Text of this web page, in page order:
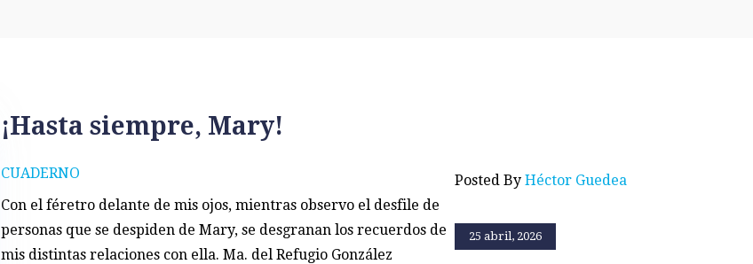
CUADERNO
¡Hasta siempre, Mary!
25 abril, 2026
Posted By Héctor Guedea
Con el féretro delante de mis ojos, mientras observo el desfile de
personas que se despiden de Mary, se desgranan los recuerdos de
mis distintas relaciones con ella. Ma. del Refugio González